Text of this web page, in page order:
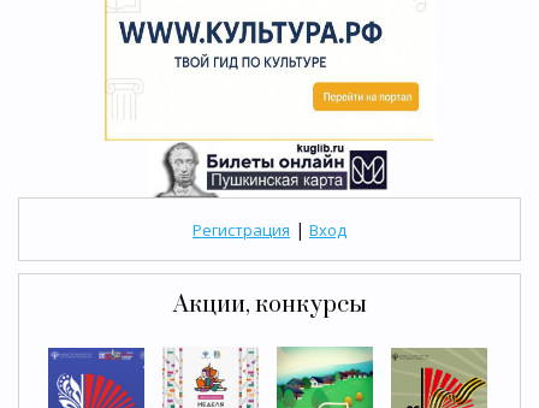
Регистрация | Вход
Акции, конкурсы